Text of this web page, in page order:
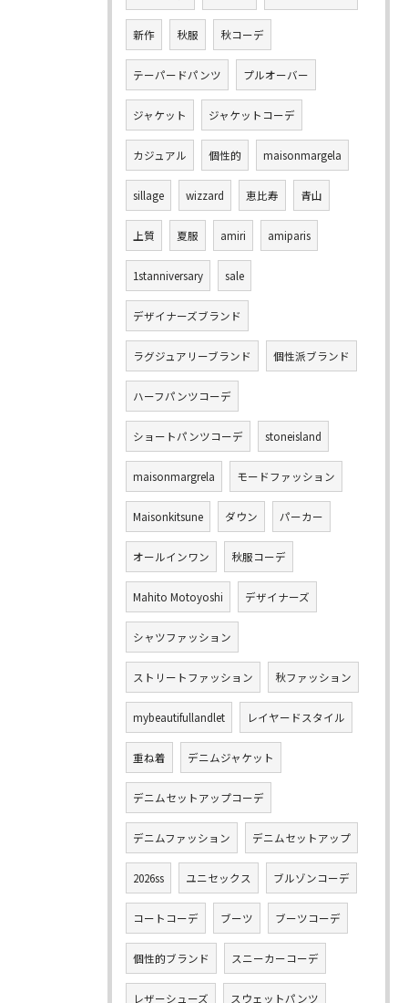
新作 秋服 秋コーデ
テーパードパンツ プルオーバー
ジャケット ジャケットコーデ
カジュアル 個性的 maisonmargela
sillage wizzard 恵比寿 青山
上質 夏服 amiri amiparis
1stanniversary sale
デザイナーズブランド
ラグジュアリーブランド 個性派ブランド
ハーフパンツコーデ
ショートパンツコーデ stoneisland
maisonmargrela モードファッション
Maisonkitsune ダウン パーカー
オールインワン 秋服コーデ
Mahito Motoyoshi デザイナーズ
シャツファッション
ストリートファッション 秋ファッション
mybeautifullandlet レイヤードスタイル
重ね着 デニムジャケット
デニムセットアップコーデ
デニムファッション デニムセットアップ
2026ss ユニセックス ブルゾンコーデ
コートコーデ ブーツ ブーツコーデ
個性的ブランド スニーカーコーデ
レザーシューズ スウェットパンツ